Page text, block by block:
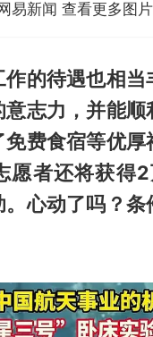
易新闻 查看更多图片
作的待遇也相当
志力，并能顺
免费食宿等优厚
愿者还将获得
。心动了吗？条